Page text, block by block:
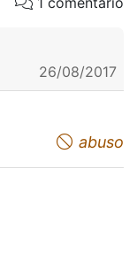
26/08/2017
abuso